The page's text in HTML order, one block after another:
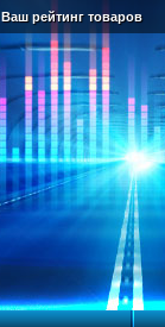
Ваш рейтинг товаров